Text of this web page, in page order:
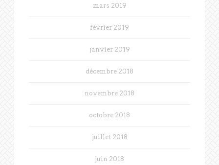
mars 2019
février 2019
janvier 2019
décembre 2018
novembre 2018
octobre 2018
juillet 2018
juin 2018